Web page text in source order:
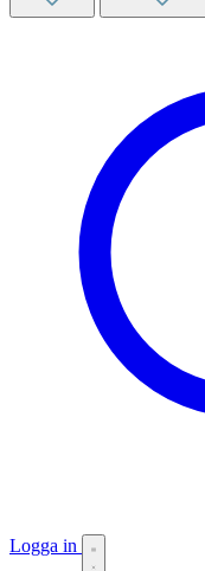
Logga in